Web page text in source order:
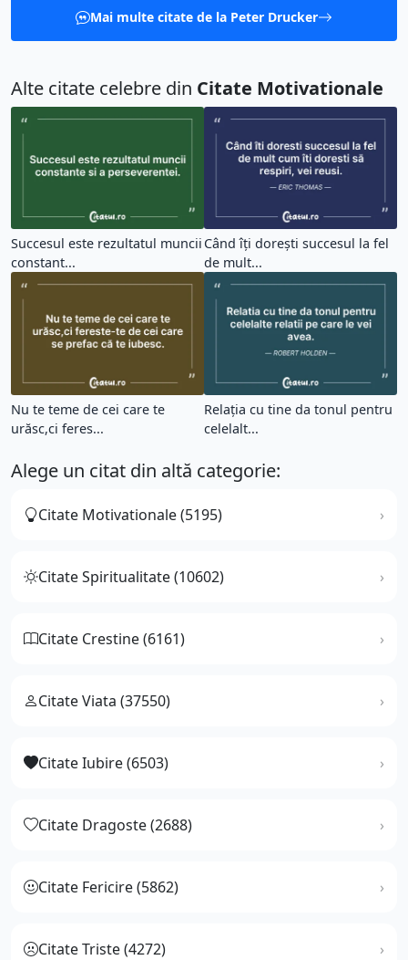
Mai multe citate de la Peter Drucker
Alte citate celebre din Citate Motivationale
Succesul este rezultatul muncii
constant...
Când îți dorești succesul la fel
de mult...
Nu te teme de cei care te
urăsc,ci feres...
Relația cu tine da tonul pentru
celelalt...
Alege un citat din altă categorie:
Citate Motivationale (5195)
Citate Spiritualitate (10602)
Citate Crestine (6161)
Citate Viata (37550)
Citate Iubire (6503)
Citate Dragoste (2688)
Citate Fericire (5862)
Citate Triste (4272)